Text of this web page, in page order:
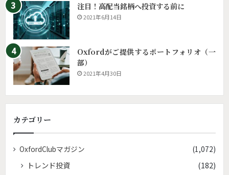
注目！高配当銘柄へ投資する前に
2021年6月14日
Oxfordがご提供するポートフォリオ（一
部）
2021年4月30日
カテゴリー
OxfordClubマガジン (1,072)
トレンド投資
(182)